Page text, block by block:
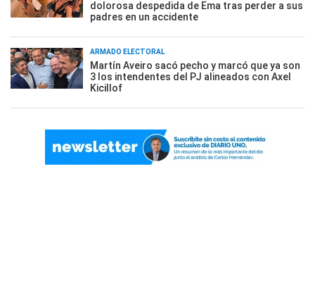
dolorosa despedida de Ema tras perder a sus
padres en un accidente
ARMADO ELECTORAL
Martín Aveiro sacó pecho y marcó que ya son
3 los intendentes del PJ alineados con Axel
Kicillof